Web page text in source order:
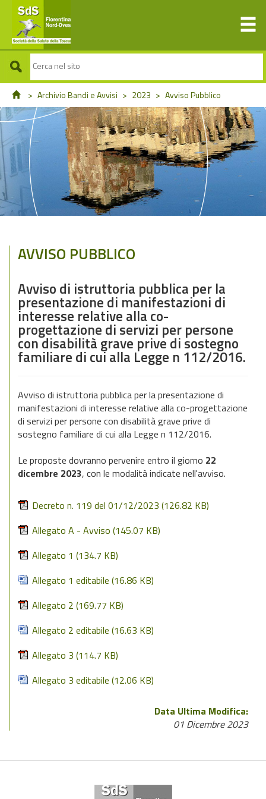
> Archivio Bandi e Avvisi > 2023 > Avviso Pubblico
AVVISO PUBBLICO
Avviso di istruttoria pubblica per la
presentazione di manifestazioni di
interesse relative alla co-
progettazione di servizi per persone
con disabilità grave prive di sostegno
familiare di cui alla Legge n 112/2016.
Avviso di istruttoria pubblica per la presentazione di
manifestazioni di interesse relative alla co-progettazione
di servizi per persone con disabilità grave prive di
sostegno familiare di cui alla Legge n 112/2016.
Le proposte dovranno pervenire entro il giorno 22
dicembre 2023, con le modalità indicate nell'avviso.
Decreto n. 119 del 01/12/2023 (126.82 KB)
Allegato A - Avviso (145.07 KB)
Allegato 1 (134.7 KB)
Allegato 1 editabile (16.86 KB)
Allegato 2 (169.77 KB)
Allegato 2 editabile (16.63 KB)
Allegato 3 (114.7 KB)
Allegato 3 editabile (12.06 KB)
Data Ultima Modifica:
01 Dicembre 2023